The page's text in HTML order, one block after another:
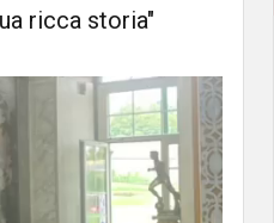
ricca storia"